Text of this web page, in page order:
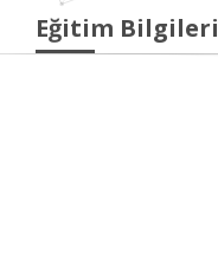
Eğitim Bilgileri